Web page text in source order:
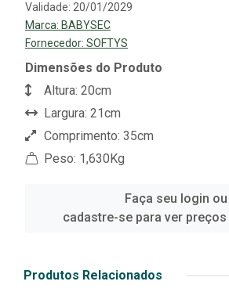
Validade: 20/01/2029
Marca: BABYSEC
Fornecedor: SOFTYS
Dimensões do Produto
Altura: 20cm
Largura: 21cm
Comprimento: 35cm
Peso: 1,630Kg
Faça seu login ou
cadastre-se para ver
Produtos Relacionados